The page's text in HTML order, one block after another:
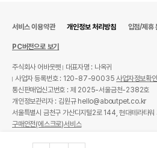
서비스 이용약관 개인정보 처리방침 입점/제휴
PC버전으로 보기
주식회사 어바웃펫
대표자명 : 나옥귀
사업자 등록번호 : 120-87-90035사업자정보확인
통신판매업신고번호 : 제 2025-서울금천-2382호
개인정보관리자 : 김원규 hello@aboutpet.co.kr
서울특별시 금천구 가산디지털2로 144, 현대테라타
구매안전(에스크로)서비스